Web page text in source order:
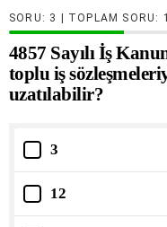
SORU: | TOPLAM SORU:
4857 Sayılı İş
toplu iş
uzatılabilir?
3
12